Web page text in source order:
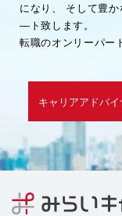
になり、
そして豊
―ト致します。
転職のオンリーパー
キャリアアドバ